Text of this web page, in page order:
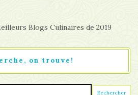
on trouve!